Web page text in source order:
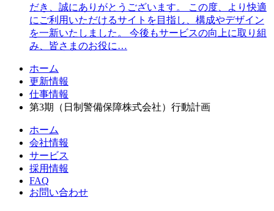
だき、誠にありがとうございます。 この度、より快適
にご利用いただけるサイトを目指し、構成やデザイン
を一新いたしました。 今後もサービスの向上に取り組
み、皆さまのお役に…
ホーム
更新情報
仕事情報
第3期（日制警備保障株式会社）行動計画
ホーム
会社情報
サービス
採用情報
FAQ
お問い合わせ